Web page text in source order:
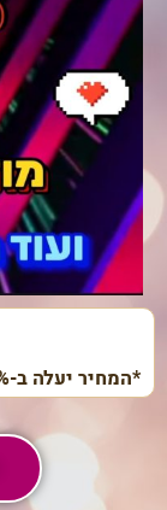
*המחיר יעלה ב-40% ביום חמישי, 26.9.2024, בשעה 00:00.